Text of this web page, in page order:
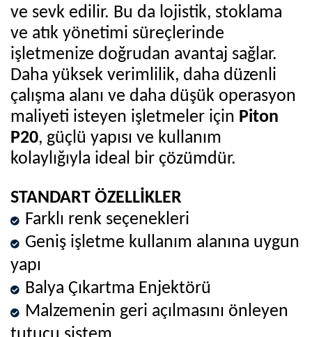
ve sevk edilir. Bu da lojistik, stoklama
ve atık yönetimi süreçlerinde
işletmenize doğrudan avantaj sağlar.
Daha yüksek verimlilik, daha düzenli
çalışma alanı ve daha düşük operasyon
maliyeti isteyen işletmeler için Piton
P20, güçlü yapısı ve kullanım
kolaylığıyla ideal bir çözümdür.
STANDART ÖZELLİKLER
Farklı renk seçenekleri
Geniş işletme kullanım alanına uygun
yapı
Balya Çıkartma Enjektörü
Malzemenin geri açılmasını önleyen